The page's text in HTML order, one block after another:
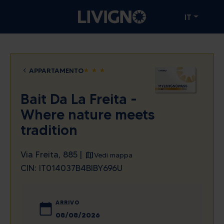
IT
APPARTAMENTOstar star star
Bait Da La Freita -
Where nature meets
tradition
Via Freita, 885 | Vedi mappa
CIN: IT014037B4BIBY696U
ARRIVO